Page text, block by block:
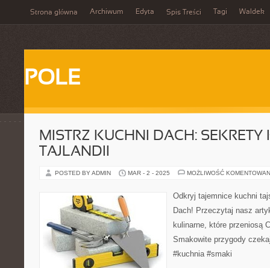
Strona główna Archiwum Edyta Spis Treści Tagi Waldek
POLE
MISTRZ KUCHNI DACH: SEKRETY
TAJLANDII
POSTED BY ADMIN MAR - 2 - 2025 MOŻLIWOŚĆ
Odkryj tajemnice kuchni
Dach! Przeczytaj nasz
kulinarne, które przeniosą
Smakowite przygody
#kuchnia #smaki